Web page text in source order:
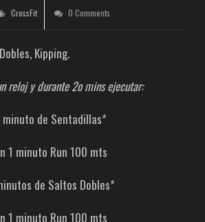
CrossFit 0 Comments
Kipping.
reloj y durante 2o mins ejecutar:
minuto de Sentadillas*
1 minuto Run 100 mts
de Saltos Dobles*
1 minuto Run 100 mts